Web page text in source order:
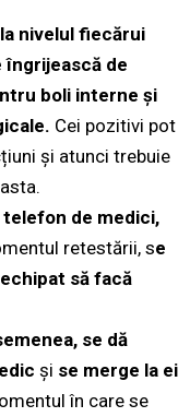
nivelul fiecărui
îngrijească de
boli interne și
Cei pozitivi pot
și atunci trebuie
de medici,
retestării, se
să facă
se dă
și se merge la ei
în care se